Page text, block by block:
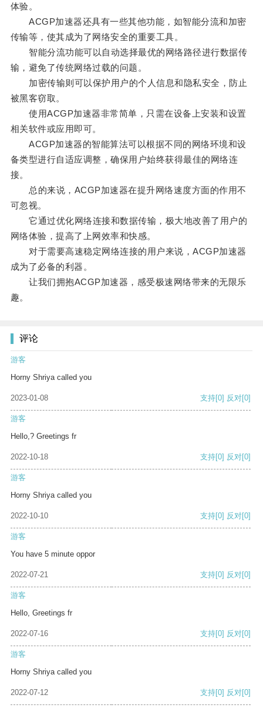
体验。
ACGP加速器还具有一些其他功能，如智能分流和加密
传输等，使其成为了网络安全的重要工具。
智能分流功能可以自动选择最优的网络路径进行数据传
输，避免了传统网络过载的问题。
加密传输则可以保护用户的个人信息和隐私安全，防止
被黑客窃取。
使用ACGP加速器非常简单，只需在设备上安装和设置
相关软件或应用即可。
ACGP加速器的智能算法可以根据不同的网络环境和设
备类型进行自适应调整，确保用户始终获得最佳的网络连
接。
总的来说，ACGP加速器在提升网络速度方面的作用不
可忽视。
它通过优化网络连接和数据传输，极大地改善了用户的
网络体验，提高了上网效率和快感。
对于需要高速稳定网络连接的用户来说，ACGP加速器
成为了必备的利器。
让我们拥抱ACGP加速器，感受极速网络带来的无限乐
趣。
评论
游客
Horny Shriya called you
2023-01-08 支持[0] 反对[0]
游客
Hello,? Greetings fr
2022-10-18 支持[0] 反对[0]
游客
Horny Shriya called you
2022-10-10 支持[0] 反对[0]
游客
You have 5 minute oppor
2022-07-21 支持[0] 反对[0]
游客
Hello, Greetings fr
2022-07-16 支持[0] 反对[0]
游客
Horny Shriya called you
2022-07-12 支持[0] 反对[0]